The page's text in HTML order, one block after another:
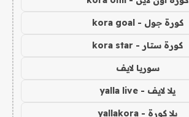
كورة جول - kora goal
كورة ستار - kora star
سوريا لايف
يلا لايف - yalla live
يلا كورة - yallakora